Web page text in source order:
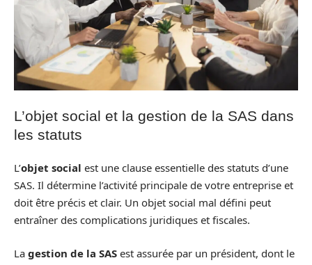
L’objet social et la gestion de la SAS dans
les statuts
L’objet social est une clause essentielle des statuts d’une
SAS. Il détermine l’activité principale de votre entreprise et
doit être précis et clair. Un objet social mal défini peut
entraîner des complications juridiques et fiscales.
La gestion de la SAS est assurée par un président, dont le